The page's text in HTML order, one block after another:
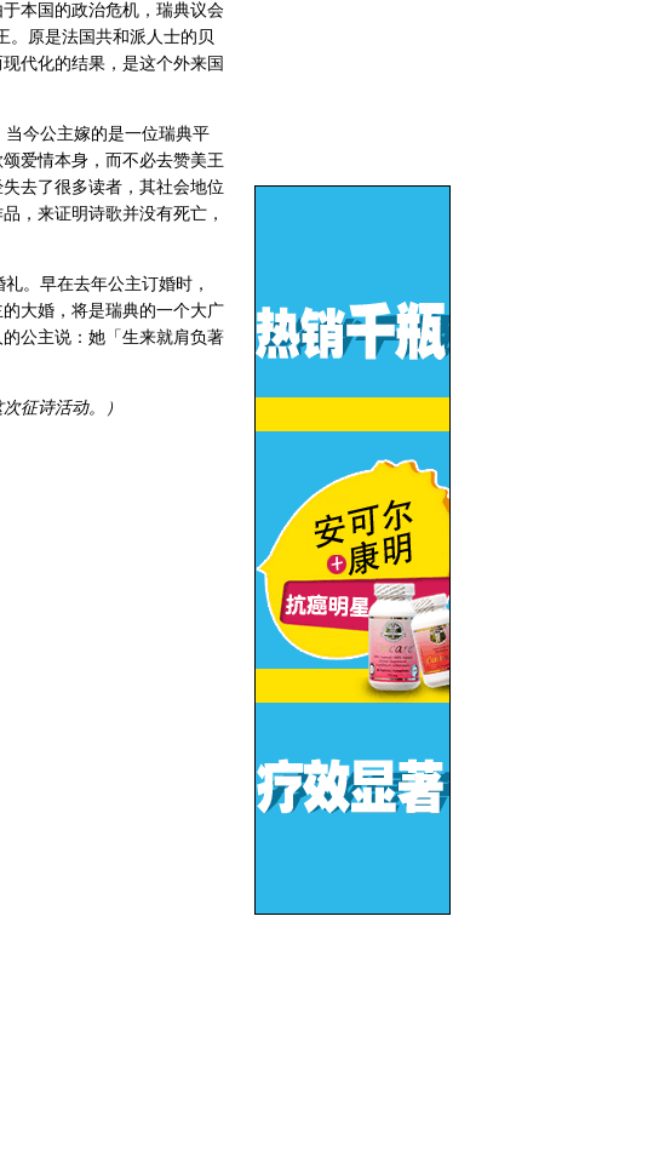
本国的政治危机，瑞典议会
。原是法国共和派人士的贝
代化的结果，是这个外来国
今公主嫁的是一位瑞典平
爱情本身，而不必去赞美王
去了很多读者，其社会地位
，来证明诗歌并没有死亡，
。早在去年公主订婚时，
大婚，将是瑞典的一个大广
公主说：她「生来就肩负著
征诗活动。）